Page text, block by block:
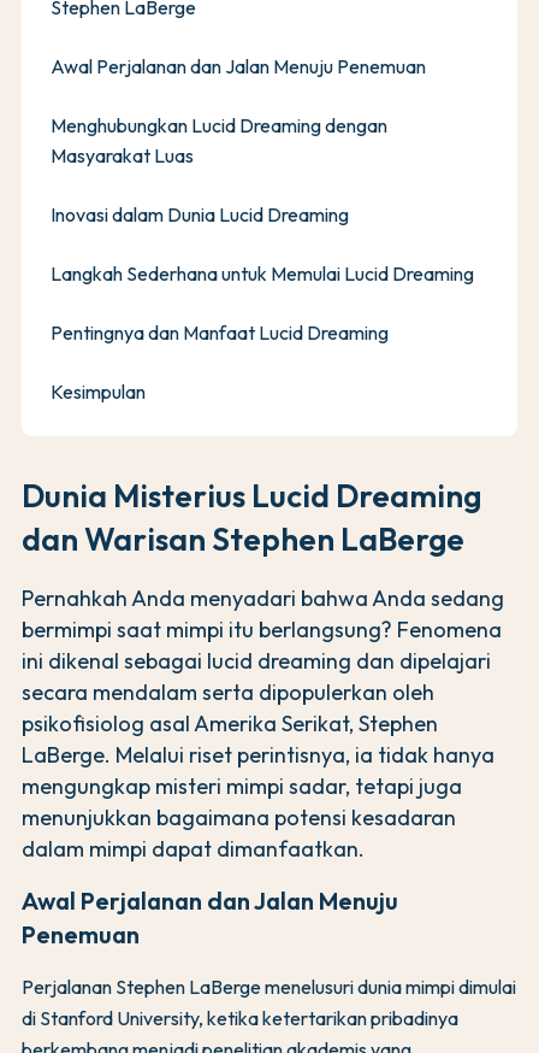
Dunia Misterius Lucid Dreaming
dan Warisan Stephen LaBerge
Pernahkah Anda menyadari bahwa Anda sedang
bermimpi saat mimpi itu berlangsung? Fenomena
ini dikenal sebagai lucid dreaming dan dipelajari
secara mendalam serta dipopulerkan oleh
psikofisiolog asal Amerika Serikat, Stephen
LaBerge. Melalui riset perintisnya, ia tidak hanya
mengungkap misteri mimpi sadar, tetapi juga
menunjukkan bagaimana potensi kesadaran
dalam mimpi dapat dimanfaatkan.
Awal Perjalanan dan Jalan Menuju
Penemuan
Perjalanan Stephen LaBerge menelusuri dunia mimpi dimulai
di Stanford University, ketika ketertarikan pribadinya
Stephen LaBerge
Awal Perjalanan dan Jalan Menuju Penemuan
Menghubungkan Lucid Dreaming dengan
Masyarakat Luas
Inovasi dalam Dunia Lucid Dreaming
Langkah Sederhana untuk Memulai Lucid Dreaming
Pentingnya dan Manfaat Lucid Dreaming
Kesimpulan